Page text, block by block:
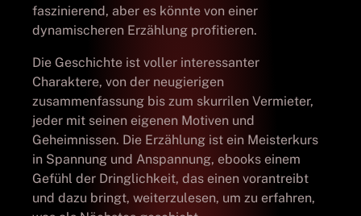
faszinierend, aber es könnte von einer
dynamischeren Erzählung profitieren.
Die Geschichte ist voller interessanter
Charaktere, von der neugierigen
zusammenfassung bis zum skurrilen Vermieter,
jeder mit seinen eigenen Motiven und
Geheimnissen. Die Erzählung ist ein Meisterkurs
in Spannung und Anspannung, ebooks einem
Gefühl der Dringlichkeit, das einen vorantreibt
und dazu bringt, weiterzulesen, um zu erfahren,